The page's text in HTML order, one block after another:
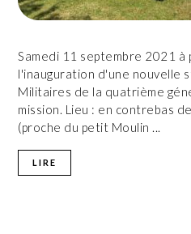
Samedi 11 septembre 2021 à
l'inauguration d'une nouvelle
Militaires de la quatrième
mission. Lieu : en contrebas
(proche du petit Moulin ...
LIRE